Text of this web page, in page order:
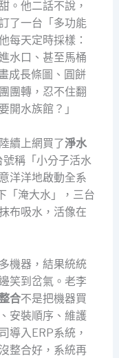
。他二話不說，
了一台「多功能
每天定時採樣：
水口、甚至馬桶
成長條圖、圓餅
團轉，忍不住翻
開水族館？」
續上網買了淨水
稱「小分子活水
洋洋地啟動全系
淹大水」，三台
布吸水，活像在
機器，結果統統
笑到岔氣。老李
合不是把機器買
安裝順序、維護
導入ERP系統，
整合好，系統再